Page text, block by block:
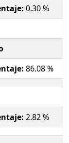
0.30 %
86.08 %
2.82 %